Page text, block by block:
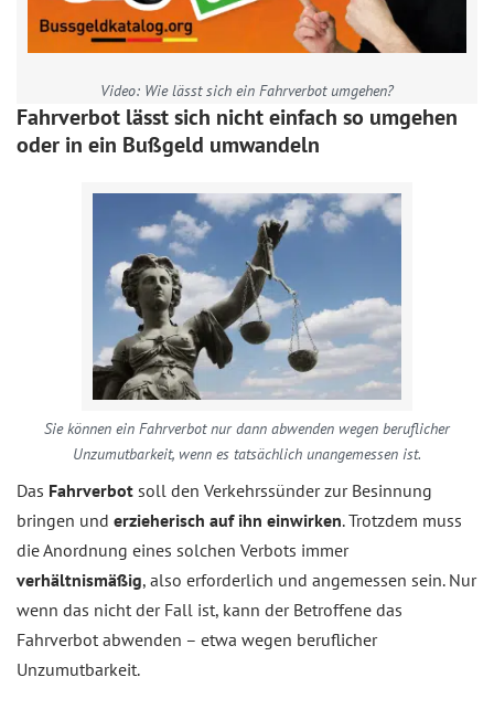
Video: Wie lässt sich ein Fahrverbot umgehen?
Fahrverbot lässt sich nicht einfach so umgehen
oder in ein Bußgeld umwandeln
Sie können ein Fahrverbot nur dann abwenden wegen beruflicher
Unzumutbarkeit, wenn es tatsächlich unangemessen ist.
Das Fahrverbot soll den Verkehrssünder zur Besinnung
bringen und erzieherisch auf ihn einwirken. Trotzdem muss
die Anordnung eines solchen Verbots immer
verhältnismäßig, also erforderlich und angemessen sein. Nur
wenn das nicht der Fall ist, kann der Betroffene das
Fahrverbot abwenden – etwa wegen beruflicher
Unzumutbarkeit.